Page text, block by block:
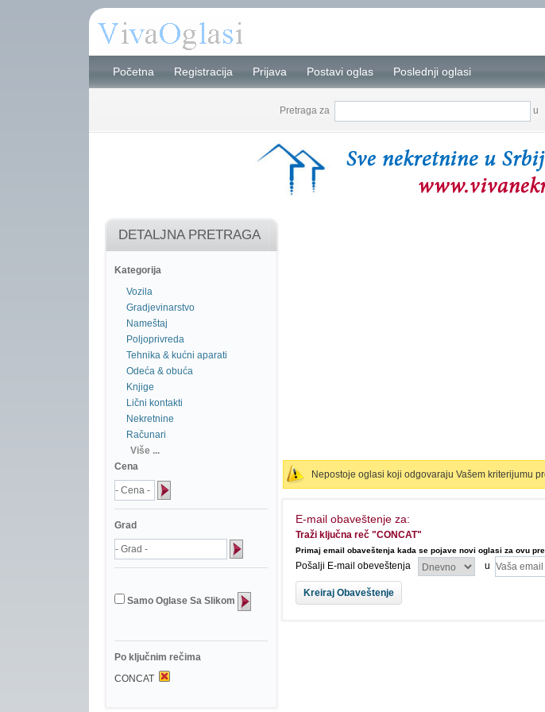
Početna Registracija Prijava Postavi oglas Poslednji oglasi
Pretraga za u
DETALJNA PRETRAGA
Kategorija
Vozila
Gradjevinarstvo
Nameštaj
Poljoprivreda
Tehnika & kućni aparati
Odeća & obuća
Knjige
Lični kontakti
Nekretnine
Računari
Više ...
Cena
Grad
Samo Oglase Sa Slikom
Po ključnim rečima
CONCAT
Nepostoje oglasi koji odgovaraju Vašem kriterijumu
E-mail obaveštenje za:
Traži ključna reč "CONCAT"
Primaj email obaveštenja kada se pojave novi oglasi za ovu
Pošalji E-mail obeveštenja u